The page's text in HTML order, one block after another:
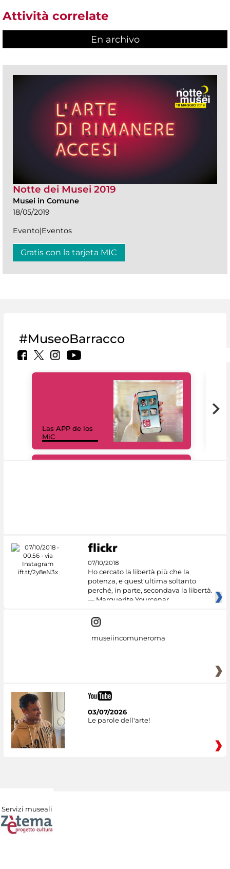
Attività correlate
En archivo
Notte dei Musei 2019
Musei in Comune
18/05/2019
Evento|Eventos
Gratis con la tarjeta MIC
#MuseoBarracco
Las APP de los
MiC
07/10/2018
Ho cercato la libertà più che la
potenza, e quest'ultima soltanto
perché, in parte, secondava la libertà.
— Marguerite Yourcenar
museiincomuneroma
03/07/2026
Le parole dell'arte!
Servizi museali